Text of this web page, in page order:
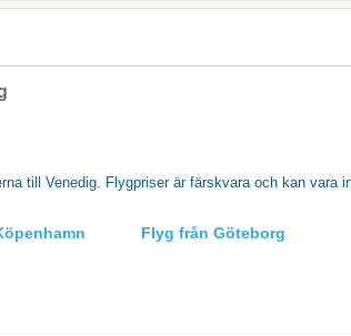
till Venedig. Flygpriser är färskvara och kan vara
Flyg från Göteborg